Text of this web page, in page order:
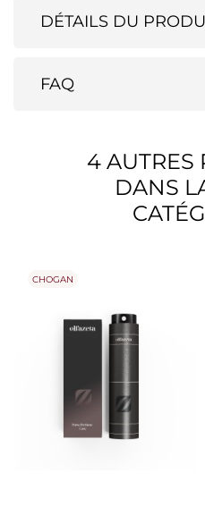
DÉTAILS DU
FAQ
4 AUTRES
DANS
CHOGAN